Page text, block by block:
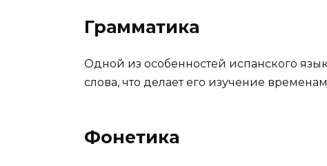
Грамматика
Одной из особенностей испанского
слова, что делает его изучение
Фонетика